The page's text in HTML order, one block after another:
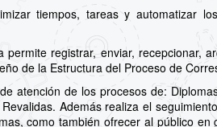
tiempos, tareas y automatizar
permite registrar, enviar, recepcionar,
de la Estructura del Proceso de
atención de los procesos de:
Además realiza el
como también ofrecer al público